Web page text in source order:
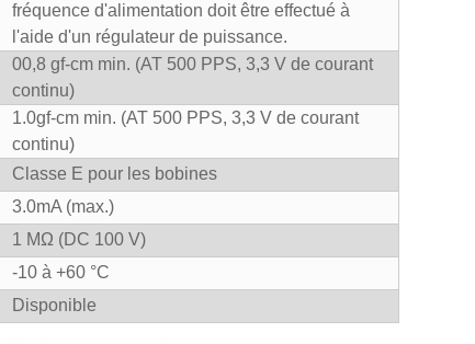
fréquence d'alimentation doit être effectué à
l'aide d'un régulateur de puissance.
00,8 gf-cm min. (AT 500 PPS, 3,3 V de courant
continu)
1.0gf-cm min. (AT 500 PPS, 3,3 V de courant
continu)
Classe E pour les bobines
3.0mA (max.)
1 MΩ (DC 100 V)
-10 à +60 °C
Disponible